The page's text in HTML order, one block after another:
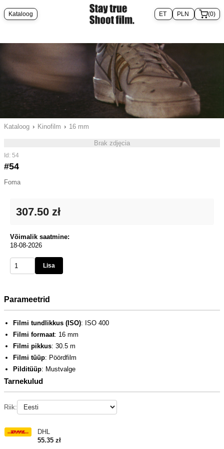
Kataloog (0)
Kataloog › Kinofilm › 16 mm
Brak zdjęcia
Tarnekulud
Riik:
DHL
55.35 zł
Id: 54
#54
Foma
307.50 zł
Võimalik saatmine:
18-08-2026
Lisa
Parameetrid
Filmi tundlikkus (ISO): ISO 400
Filmi formaat: 16 mm
Filmi pikkus: 30.5 m
Filmi tüüp: Pöördfilm
Pilditüüp: Mustvalge